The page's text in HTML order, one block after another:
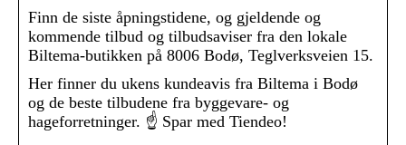
Finn de siste åpningstidene, og gjeldende og
kommende tilbud og tilbudsaviser fra den lokale
Biltema-butikken på 8006 Bodø, Teglverksveien 15.
Her finner du ukens kundeavis fra Biltema i Bodø
og de beste tilbudene fra byggevare- og
hageforretninger. ☝ Spar med Tiendeo!